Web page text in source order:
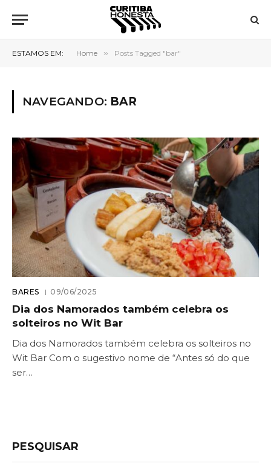
ESTAMOS EM: Home » Posts Tagged "bar"
NAVEGANDO: BAR
BARES 09/06/2025
Dia dos Namorados também celebra os
solteiros no Wit Bar
Dia dos Namorados também celebra os solteiros no
Wit Bar Com o sugestivo nome de “Antes só do que
ser…
PESQUISAR